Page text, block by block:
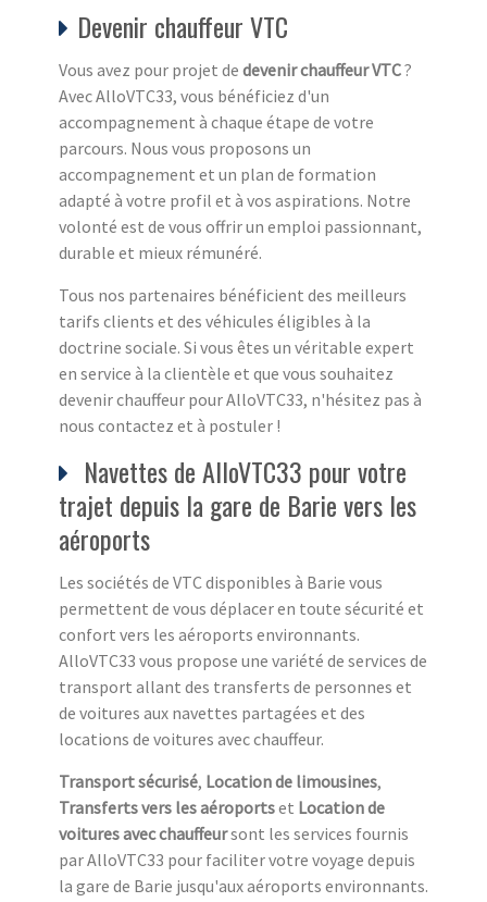
Devenir chauffeur VTC
Vous avez pour projet de devenir chauffeur VTC?
Avec AlloVTC33, vous bénéficiez d'un
accompagnement à chaque étape de votre
parcours. Nous vous proposons un
accompagnement et un plan de formation
adapté à votre profil et à vos aspirations. Notre
volonté est de vous offrir un emploi passionnant,
durable et mieux rémunéré.
Tous nos partenaires bénéficient des meilleurs
tarifs clients et des véhicules éligibles à la
doctrine sociale. Si vous êtes un véritable expert
en service à la clientèle et que vous souhaitez
devenir chauffeur pour AlloVTC33, n'hésitez pas à
nous contactez et à postuler !
Navettes de AlloVTC33 pour votre
trajet depuis la gare de Barie vers les
aéroports
Les sociétés de VTC disponibles à Barie vous
permettent de vous déplacer en toute sécurité et
confort vers les aéroports environnants.
AlloVTC33 vous propose une variété de services de
transport allant des transferts de personnes et
de voitures aux navettes partagées et des
locations de voitures avec chauffeur.
Transport sécurisé, Location de limousines,
Transferts vers les aéroportset Location de
voitures avec chauffeursont les services fournis
par AlloVTC33 pour faciliter votre voyage depuis
la gare de Barie jusqu'aux aéroports environnants.